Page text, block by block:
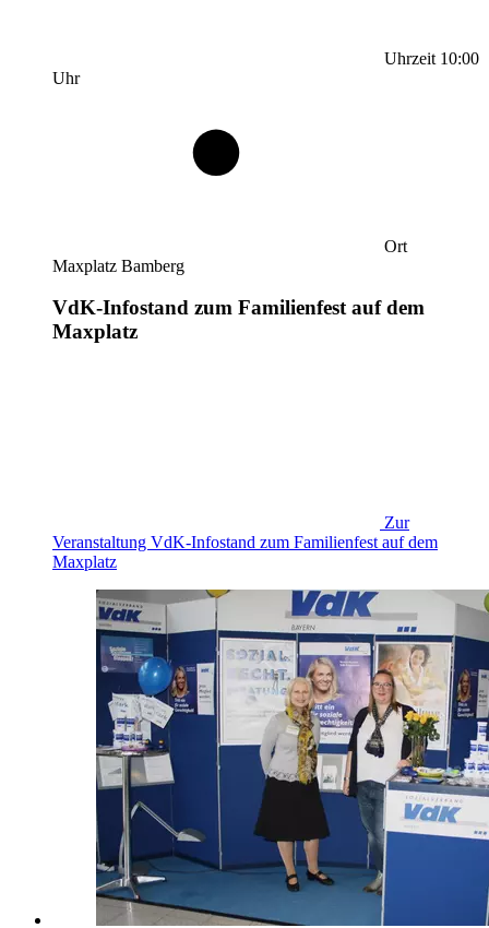
Uhrzeit 10:00
Uhr
Ort
Maxplatz Bamberg
VdK-Infostand zum Familienfest auf dem
Maxplatz
Zur
Veranstaltung VdK-Infostand zum Familienfest auf dem
Maxplatz